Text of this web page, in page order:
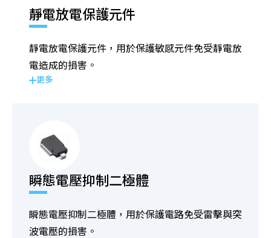
靜電放電保護元件
靜電放電保護元件，用於保護敏感元件免受靜電放
電造成的損害。
更多
瞬態電壓抑制二極體
瞬態電壓抑制二極體，用於保護電路免受雷擊與突
波電壓的損害。